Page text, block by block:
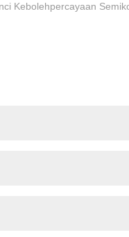
Kebolehpercayaan